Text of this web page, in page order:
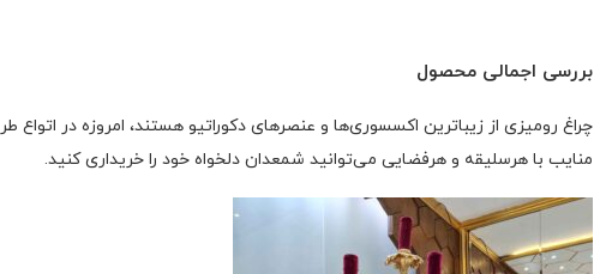
بررسی اجمالی محصول
چراغ رومیزی از زیباترین اکسسوری‌ها و عنصرهای دکوراتیو هستند، امروزه در
منایب با هرسلیقه و هرفضایی می‌توانید شمعدان دلخواه خود را خریداری کنید.